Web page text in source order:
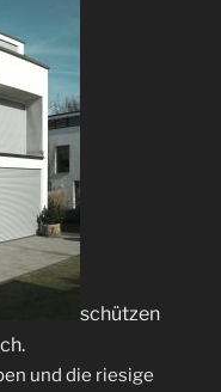
schützen
und die riesige